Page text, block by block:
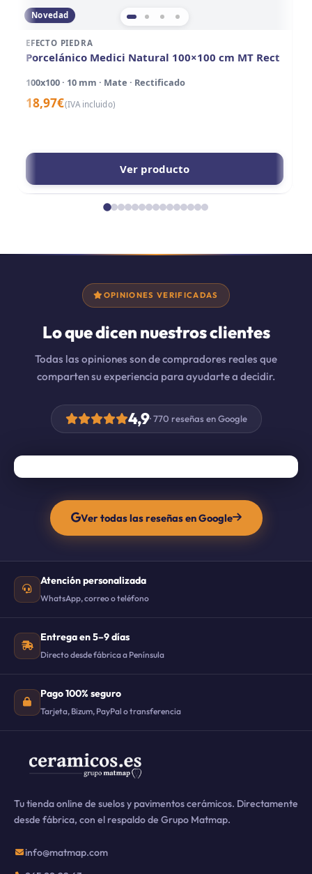
Novedad
EFECTO PIEDRA
Porcelánico Medici Natural 100×100 cm MT Rect
100x100 · 10 mm · Mate · Rectificado
18,97€(IVA incluido)
Ver producto
OPINIONES VERIFICADAS
Lo que dicen nuestros clientes
Todas las opiniones son de compradores reales que
comparten su experiencia para ayudarte a decidir.
4,9· 770 reseñas en Google
Ver todas las reseñas en Google
Atención personalizada
WhatsApp, correo o teléfono
Entrega en 5–9 días
Directo desde fábrica a Península
Pago 100% seguro
Tarjeta, Bizum, PayPal o transferencia
Tu tienda online de suelos y pavimentos cerámicos. Directamente
desde fábrica, con el respaldo de Grupo Matmap.
info@matmap.com